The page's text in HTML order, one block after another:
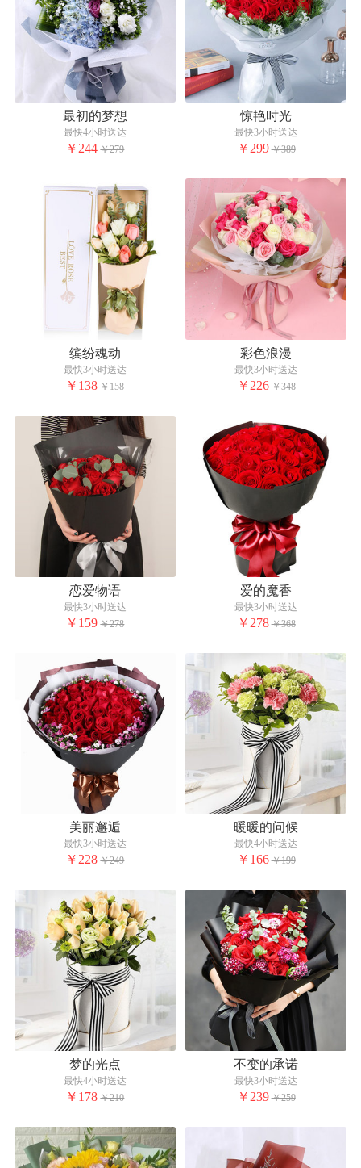
最初的梦想
最快4小时送达
￥244 ￥279
惊艳时光
最快3小时送达
￥299 ￥389
缤纷魂动
最快3小时送达
￥138 ￥158
彩色浪漫
最快3小时送达
￥226 ￥348
恋爱物语
最快3小时送达
￥159 ￥278
爱的魔香
最快3小时送达
￥278 ￥368
美丽邂逅
最快3小时送达
￥228 ￥249
暖暖的问候
最快4小时送达
￥166 ￥199
梦的光点
最快4小时送达
￥178 ￥210
不变的承诺
最快3小时送达
￥239 ￥259